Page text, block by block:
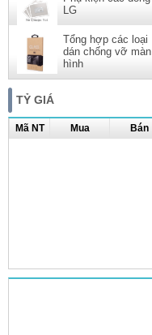
LG
Tổng hợp các loại
dán chống vỡ màn
hình
TỶ GIÁ
Mã NT Mua Bán